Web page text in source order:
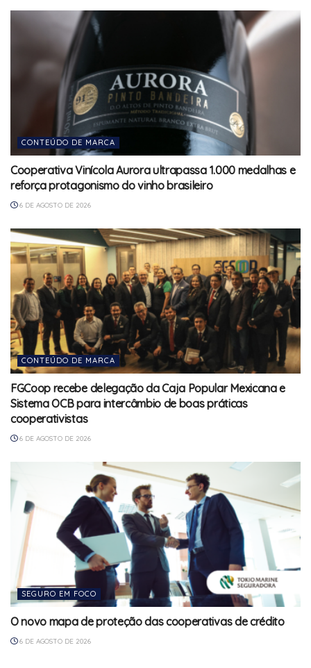
CONTEÚDO DE MARCA
Cooperativa Vinícola Aurora ultrapassa 1.000 medalhas e
reforça protagonismo do vinho brasileiro
6 DE AGOSTO DE 2026
CONTEÚDO DE MARCA
FGCoop recebe delegação da Caja Popular Mexicana e
Sistema OCB para intercâmbio de boas práticas
cooperativistas
6 DE AGOSTO DE 2026
SEGURO EM FOCO
O novo mapa de proteção das cooperativas de crédito
6 DE AGOSTO DE 2026